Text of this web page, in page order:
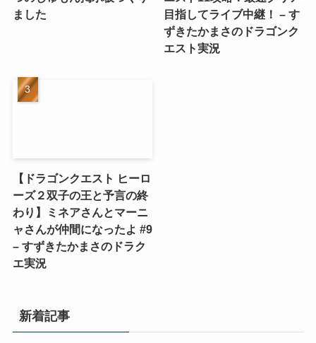
ました
目指してライブ中継！ – す
ずきたかまさのドラゴンク
エスト実況
【ドラゴンクエスト ヒーロ
ーズ２双子の王と予言の終
わり】ミネアさんとマーニ
ャさんが仲間になったよ #9
– すずきたかまさのドラク
エ実況
新着記事